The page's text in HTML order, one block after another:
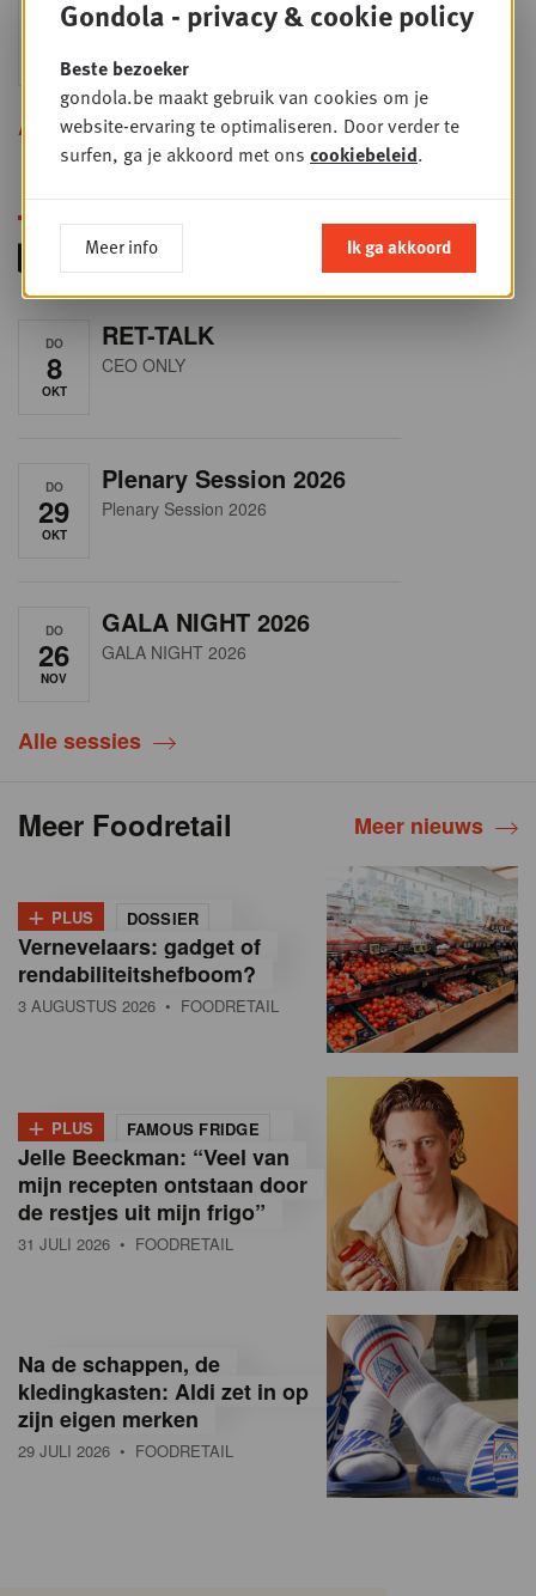
DO
24
SEP
2026
Sales & Nego summit 2026
Alle opleidingen
DO
8
OKT
RET-TALK
CEO ONLY
DO
29
OKT
Plenary Session 2026
Plenary Session 2026
DO
26
NOV
GALA NIGHT 2026
GALA NIGHT 2026
Alle sessies
Meer Foodretail Meer nieuws
+ PLUS DOSSIER
Vernevelaars: gadget of
rendabiliteitshefboom?
3 AUGUSTUS 2026 • FOODRETAIL
+ PLUS FAMOUS FRIDGE
Jelle Beeckman: “Veel van
mijn recepten ontstaan door
de restjes uit mijn frigo”
31 JULI 2026 • FOODRETAIL
Na de schappen, de
kledingkasten: Aldi zet in op
zijn eigen merken
29 JULI 2026 • FOODRETAIL
Gondola - privacy & cookie policy
Beste bezoeker
gondola.be maakt gebruik van cookies om je
website-ervaring te optimaliseren. Door verder te
surfen, ga je akkoord met ons cookiebeleid.
Meer info Ik ga akkoord